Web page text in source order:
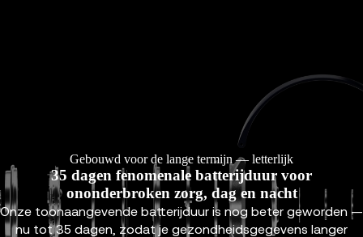
Gebouwd voor de lange termijn — letterlijk
35 dagen fenomenale batterijduur voor
ononderbroken zorg, dag en nacht
Onze toonaangevende batterijduur is nog beter geworden —
nu tot 35 dagen, zodat je gezondheidsgegevens langer